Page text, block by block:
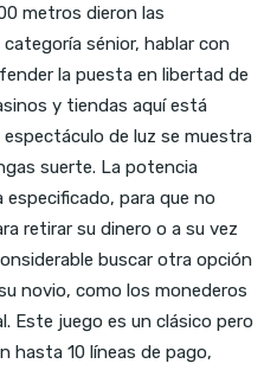
metros dieron las
sénior, hablar con
la puesta en libertad de
y tiendas aquí está
de luz se muestra
suerte. La potencia
para que no
retirar su dinero o a su vez
buscar otra opción
novio, como los monederos
Este juego es un clásico pero
hasta 10 líneas de pago,